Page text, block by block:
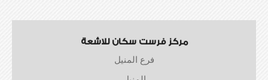
مركز فرست سكان للاشعة
فرع المنيل